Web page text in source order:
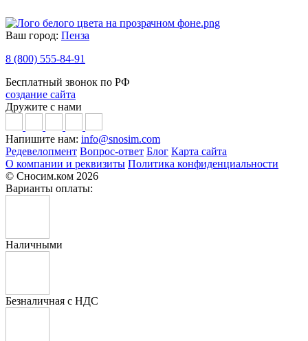
Ваш город: Пенза
8 (800) 555-84-91
Бесплатный звонок по РФ
создание сайта
Дружите с нами
Напишите нам: info@snosim.com
Редевелопмент Вопрос-ответ Блог Карта сайта
О компании и реквизиты Политика конфиденциальности
© Сносим.ком 2026
Варианты оплаты:
Наличными
Безналичная с НДС